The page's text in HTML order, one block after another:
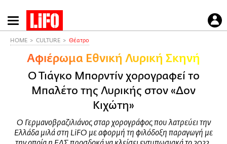
Παράκαμψη
προς
περιεχόμενο
HOME CULTURE Θέατρο
Αφιέρωμα Εθνική Λυρική Σκηνή
Ο Τιάγκο Μπορντίν χορογραφεί το
Μπαλέτο της Λυρικής στον «Δον
Κιχώτη»
Ο Γερμανοβραζιλιάνος σταρ χορογράφος που λατρεύει την
Ελλάδα μιλά στη LiFO με αφορμή τη φιλόδοξη παραγωγή με